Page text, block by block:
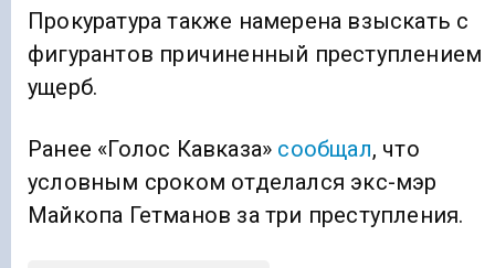
Прокуратура также намерена взыскать с
фигурантов причиненный преступлением
ущерб.
Ранее «Голос Кавказа» сообщал, что
условным сроком отделался экс-мэр
Майкопа Гетманов за три преступления.